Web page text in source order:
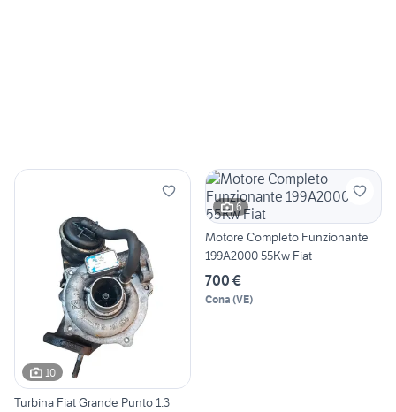
10
Turbina Fiat Grande Punto 1.3
6
Motore Completo Funzionante
199A2000 55Kw Fiat
700 €
Cona (VE)